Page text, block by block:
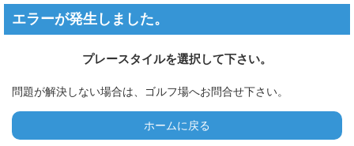
エラーが発生しました。
プレースタイルを選択して下さい。
問題が解決しない場合は、ゴルフ場へお問合せ下さい。
ホームに戻る